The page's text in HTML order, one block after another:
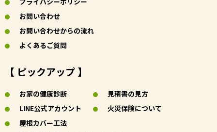
お問い合わせ
お問い合わせからの流れ
よくあるご質問
【 ピックアップ 】
お家の健康診断
LINE公式アカウント
屋根カバー工法
見積書の見方
火災保険について